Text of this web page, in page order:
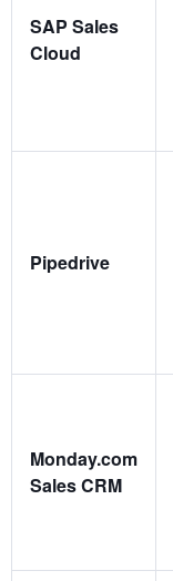
SAP Sales
Cloud
Pipedrive
Monday.com
Sales CRM